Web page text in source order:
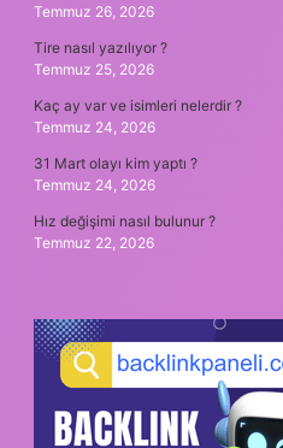
Temmuz 26, 2026
Tire nasıl yazılıyor ?
Temmuz 25, 2026
Kaç ay var ve isimleri nelerdir ?
Temmuz 24, 2026
31 Mart olayı kim yaptı ?
Temmuz 24, 2026
Hız değişimi nasıl bulunur ?
Temmuz 22, 2026